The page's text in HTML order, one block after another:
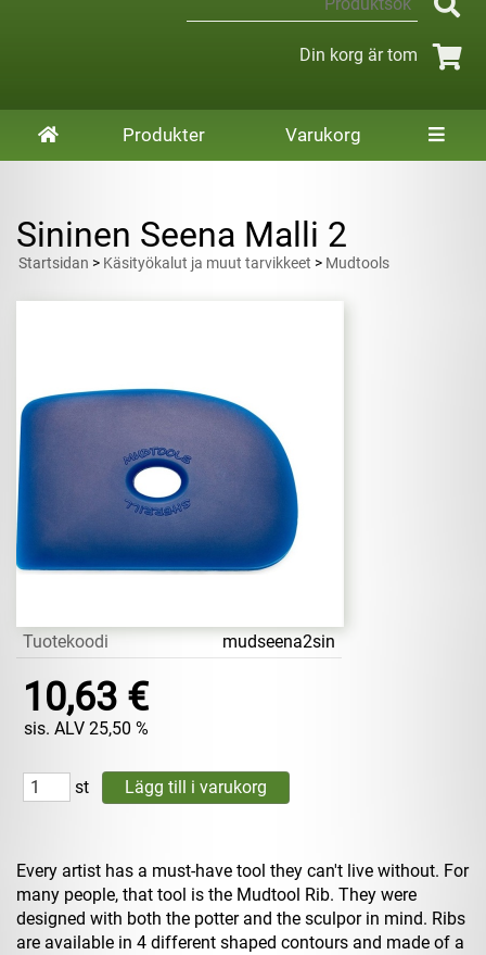
Din korg är tom
Produkter Varukorg
Sininen Seena Malli 2
Startsidan > Käsityökalut ja muut tarvikkeet > Mudtools
Tuotekoodi mudseena2sin
10,63 €
sis. ALV 25,50 %
st
Every artist has a must-have tool they can't live without. For
many people, that tool is the Mudtool Rib. They were
designed with both the potter and the sculpor in mind. Ribs
are available in 4 different shaped contours and made of a